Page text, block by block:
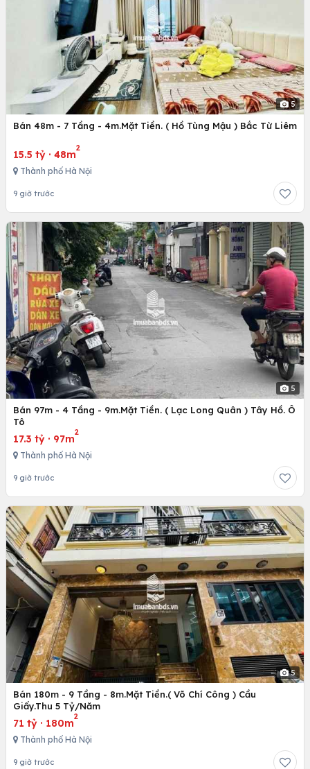
5
Bán 48m - 7 Tầng - 4m.Mặt Tiền. ( Hồ Tùng Mậu ) Bắc Từ Liêm
15.5 tỷ · 48m
2
Thành phố Hà Nội
9 giờ trước
5
Bán 97m - 4 Tầng - 9m.Mặt Tiền. ( Lạc Long Quân ) Tây Hồ. Ô
Tô
17.3 tỷ · 97m
2
Thành phố Hà Nội
9 giờ trước
5
Bán 180m - 9 Tầng - 8m.Mặt Tiền.( Võ Chí Công ) Cầu
Giấy.Thu 5 Tỷ/Năm
71 tỷ · 180m
2
Thành phố Hà Nội
9 giờ trước